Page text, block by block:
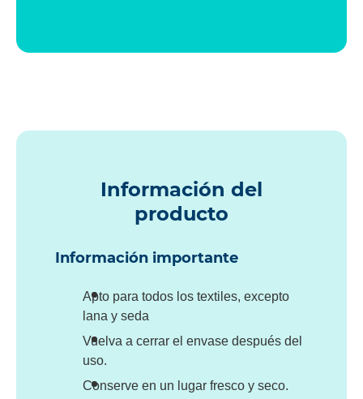
Información del
producto
Información importante
Apto para todos los textiles, excepto
lana y seda
Vuelva a cerrar el envase después del
uso.
Conserve en un lugar fresco y seco.